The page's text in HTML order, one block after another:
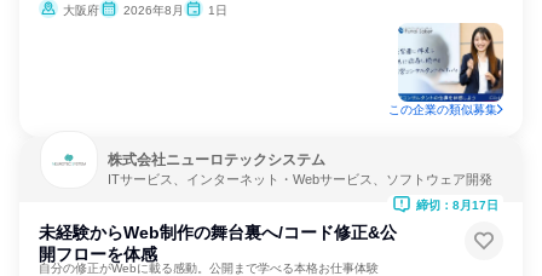
大阪府 2026年8月 1日
この企業の類似募集
株式会社ニューロテックシステム
ITサービス、インターネット・Webサービス、ソフトウェア開発
未経験からWeb制作の舞台裏へ/コード修正&公
開フローを体感
自分の修正がWebに載る感動。公開まで学べる本格お仕事体験
締切：8月17日